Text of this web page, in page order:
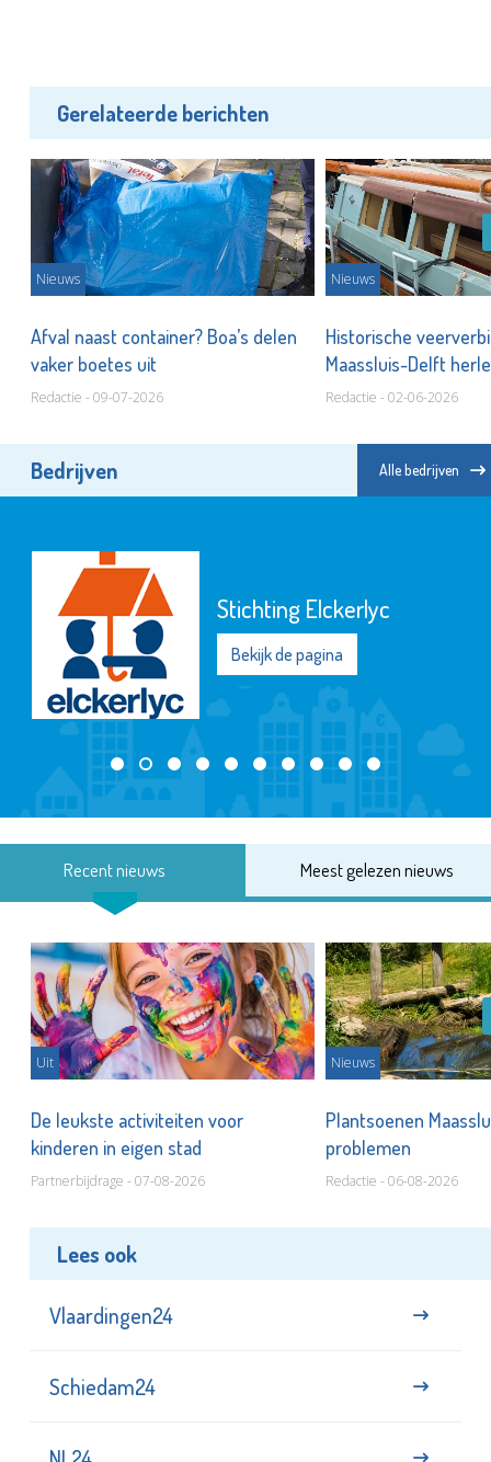
Gerelateerde berichten
Nieuws
Afval naast container? Boa’s delen
vaker boetes uit
Redactie - 09-07-2026
Nieuws
Historische
Maassluis-Delft
Redactie - 02-06-2026
Bedrijven Alle bedrijven
Stichting Elckerlyc
Bekijk de pagina
Recent nieuws Meest gelezen nieuws
Uit
De leukste activiteiten voor
kinderen in eigen stad
Partnerbijdrage - 07-08-2026
Nieuws
Plantsoenen
problemen
Redactie - 06-08-2026
Lees ook
Vlaardingen24
Schiedam24